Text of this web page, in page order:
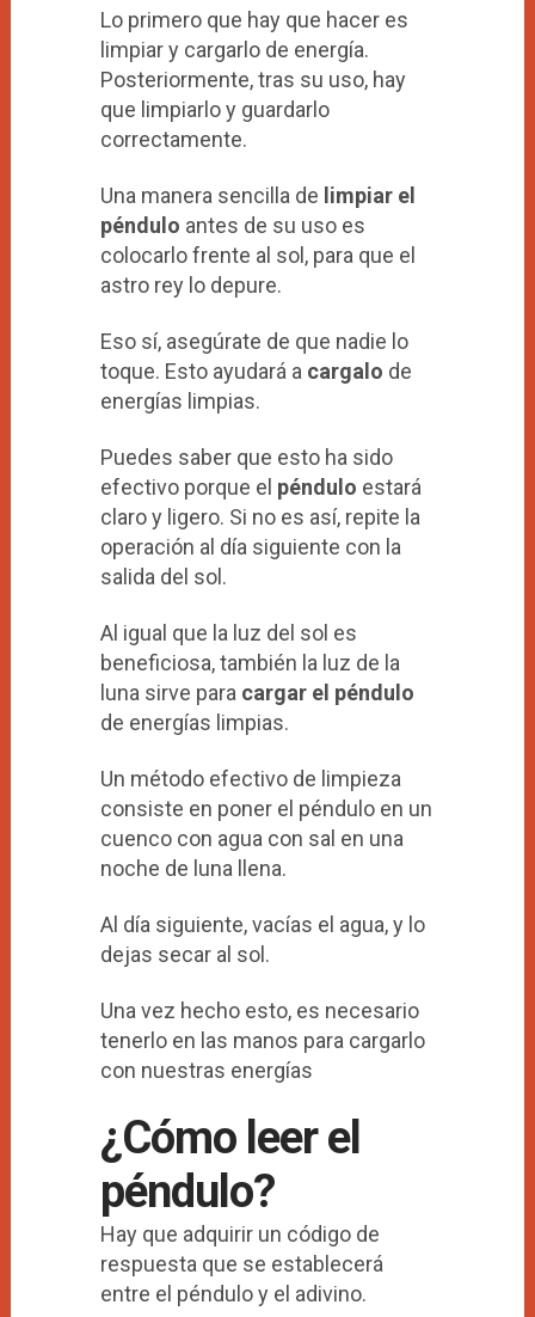
Lo primero que hay que hacer es
limpiar y cargarlo de energía.
Posteriormente, tras su uso, hay
que limpiarlo y guardarlo
correctamente.
Una manera sencilla de limpiar el
péndulo antes de su uso es
colocarlo frente al sol, para que el
astro rey lo depure.
Eso sí, asegúrate de que nadie lo
toque. Esto ayudará a cargalo de
energías limpias.
Puedes saber que esto ha sido
efectivo porque el péndulo estará
claro y ligero. Si no es así, repite la
operación al día siguiente con la
salida del sol.
Al igual que la luz del sol es
beneficiosa, también la luz de la
luna sirve para cargar el péndulo
de energías limpias.
Un método efectivo de limpieza
consiste en poner el péndulo en un
cuenco con agua con sal en una
noche de luna llena.
Al día siguiente, vacías el agua, y lo
dejas secar al sol.
Una vez hecho esto, es necesario
tenerlo en las manos para cargarlo
con nuestras energías
¿Cómo leer el
péndulo?
Hay que adquirir un código de
respuesta que se establecerá
entre el péndulo y el adivino.